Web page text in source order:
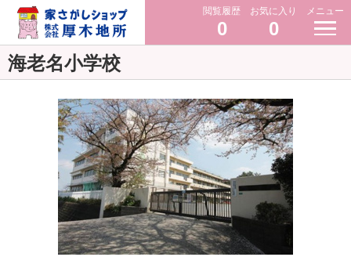
閲覧履歴
0
お気に入り
0
メニュー
海老名小学校